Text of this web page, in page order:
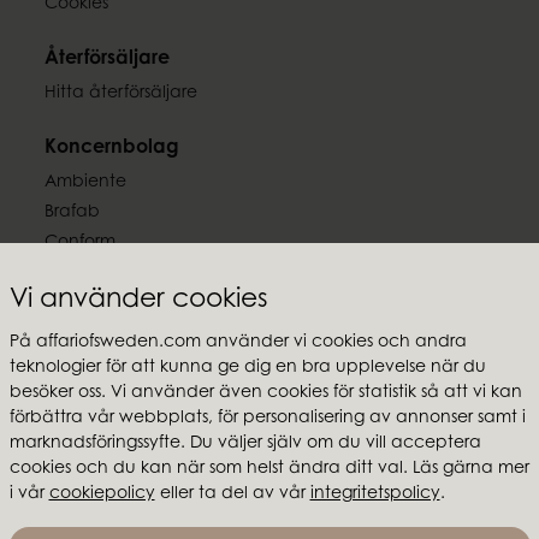
Vi använder cookies
På affariofsweden.com använder vi cookies och andra
teknologier för att kunna ge dig en bra upplevelse när du
besöker oss. Vi använder även cookies för statistik så att vi kan
förbättra vår webbplats, för personalisering av annonser samt i
marknadsföringssyfte. Du väljer själv om du vill acceptera
cookies och du kan när som helst ändra ditt val. Läs gärna mer
i vår cookiepolicyeller ta del av vår integritetspolicy.
EAN-kod
Ljussäkerhet.pdf
Cookies
Återförsäljare
Hitta återförsäljare
Koncernbolag
Ambiente
Brafab
Conform
MTI
Följ oss
Affari of Sweden
Om oss